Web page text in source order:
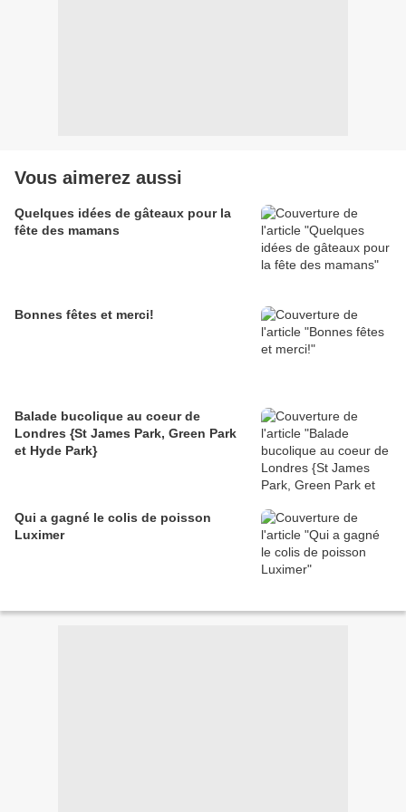
Vous aimerez aussi
Quelques idées de gâteaux pour la
fête des mamans
Bonnes fêtes et merci!
Balade bucolique au coeur de
Londres {St James Park, Green Park
et Hyde Park}
Qui a gagné le colis de poisson
Luximer